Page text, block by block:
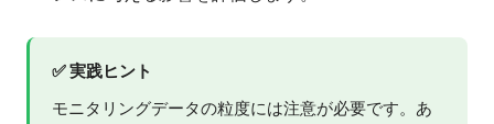
✅ 実践ヒント
モニタリングデータの粒度には注意が必要です。あ